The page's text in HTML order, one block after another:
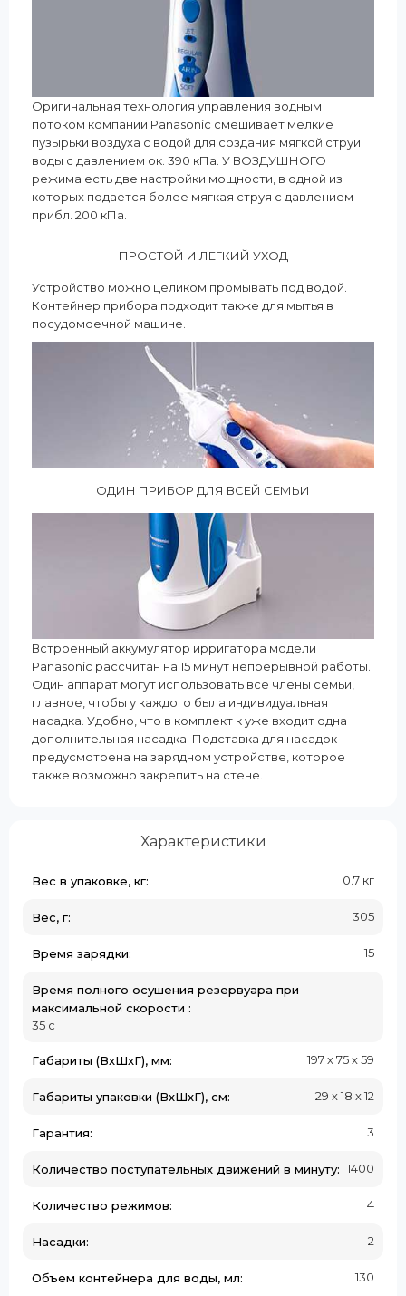
Оригинальная технология управления водным
потоком компании Panasonic смешивает мелкие
пузырьки воздуха с водой для создания мягкой струи
воды с давлением ок. 390 кПа. У ВОЗДУШНОГО
режима есть две настройки мощности, в одной из
которых подается более мягкая струя с давлением
прибл. 200 кПа.
ПРОСТОЙ И ЛЕГКИЙ УХОД
Устройство можно целиком промывать под водой.
Контейнер прибора подходит также для мытья в
посудомоечной машине.
ОДИН ПРИБОР ДЛЯ ВСЕЙ СЕМЬИ
Встроенный аккумулятор ирригатора модели
Panasonic рассчитан на 15 минут непрерывной работы.
Один аппарат могут использовать все члены семьи,
главное, чтобы у каждого была индивидуальная
насадка. Удобно, что в комплект к уже входит одна
дополнительная насадка. Подставка для насадок
предусмотрена на зарядном устройстве, которое
также возможно закрепить на стене.
Характеристики
Вес в упаковке, кг: 0.7 кг
Вес, г: 305
Время зарядки: 15
Время полного осушения резервуара при
максимальной скорости :
35 с
Габариты (ВхШхГ), мм: 197 х 75 х 59
Габариты упаковки (ВхШхГ), см: 29 х 18 х 12
Гарантия: 3
Количество поступательных движений в минуту: 1400
Количество режимов: 4
Насадки: 2
Объем контейнера для воды, мл: 130